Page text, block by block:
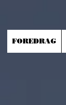
FOREDRAG